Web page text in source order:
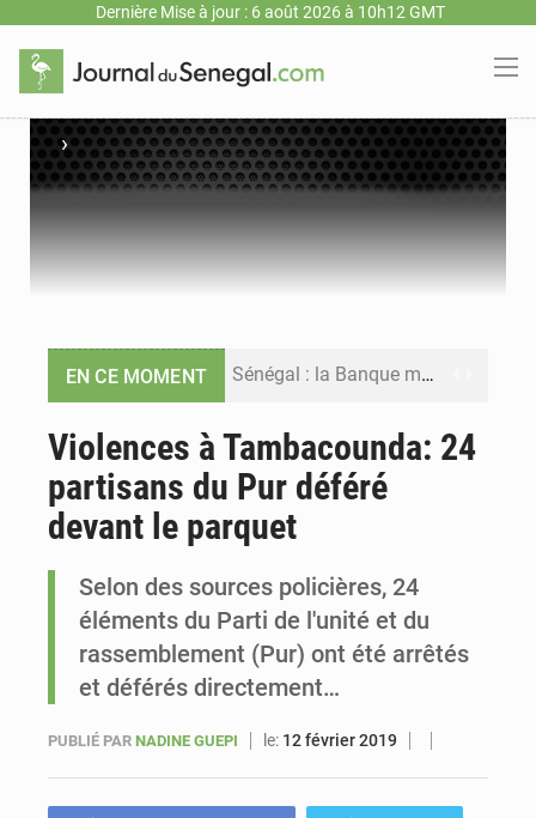
Dernière Mise à jour : 6 août 2026 à 10h12 GMT
›
EN CE MOMENT Sénégal : la Banque mondiale annonce un financement de 340 milliards FCFA pour soutenir les priorités de la Vision Sénégal 2050
Sénégal : Ousmane Diagne prêtera serment le 11 août comme président du Conseil constitutionnel
Violences à Tambacounda: 24
partisans du Pur déféré
devant le parquet
Selon des sources policières, 24
éléments du Parti de l'unité et du
rassemblement (Pur) ont été arrêtés
et déférés directement…
PUBLIÉ PAR NADINE GUEPI le: 12 février 2019